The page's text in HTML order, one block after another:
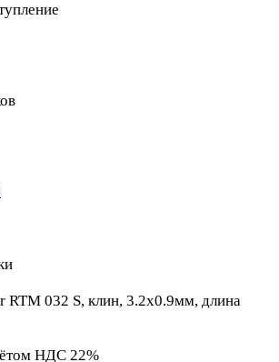
RTM 032 S, клин, 3.2х0.9мм, длина
НДС 22%